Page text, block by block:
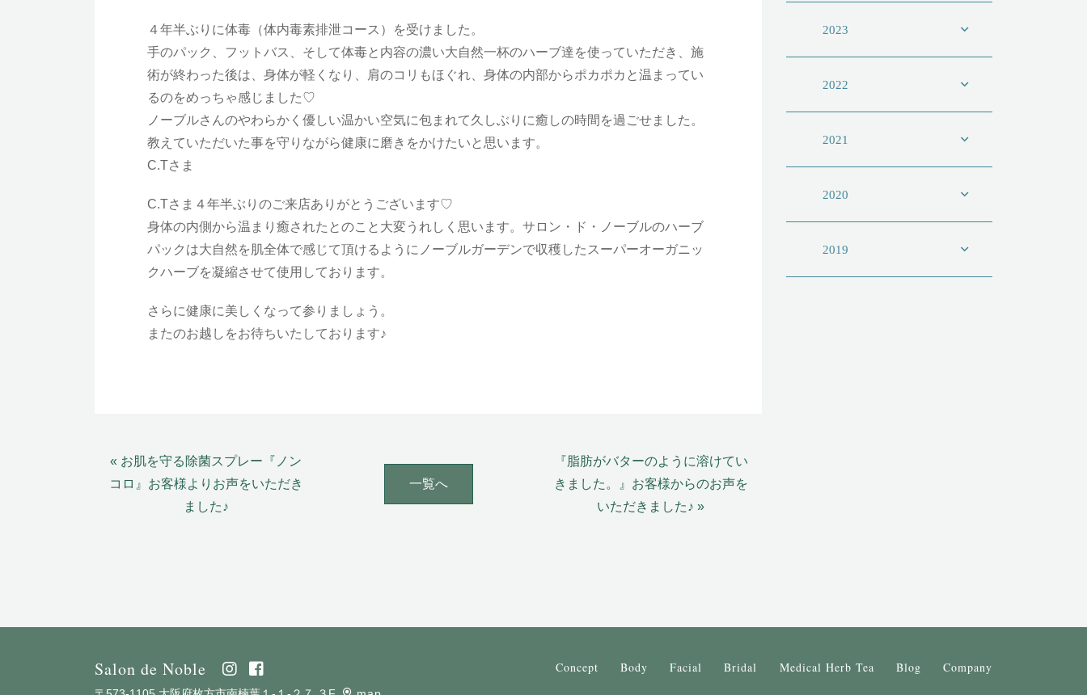
４年半ぶりに体毒（体内毒素排泄コース）を受けました。
手のパック、フットバス、そして体毒と内容の濃い大自然一杯のハーブ達を使っていただき、施
術が終わった後は、身体が軽くなり、肩のコリもほぐれ、身体の内部からポカポカと温まってい
るのをめっちゃ感じました♡
ノーブルさんのやわらかく優しい温かい空気に包まれて久しぶりに癒しの時間を過ごせました。
教えていただいた事を守りながら健康に磨きをかけたいと思います。
C.Tさま
C.Tさま４年半ぶりのご来店ありがとうございます♡
身体の内側から温まり癒されたとのこと大変うれしく思います。サロン・ド・ノーブルのハーブ
パックは大自然を肌全体で感じて頂けるようにノーブルガーデンで収穫したスーパーオーガニッ
クハーブを凝縮させて使用しております。
さらに健康に美しくなって参りましょう。
またのお越しをお待ちいたしております♪
« お肌を守る除菌スプレー『ノン
コロ』お客様よりお声をいただき
ました♪
一覧へ
『脂肪がバターのように溶けてい
きました。』お客様からのお声を
いただきました♪ »
2023
2022
2021
2020
2019
Salon de Noble Concept Body Facial Bridal Medical Herb Tea Blog Company